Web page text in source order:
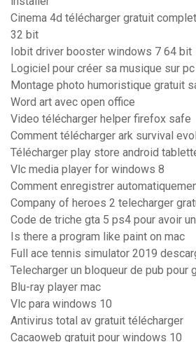
Cinema 4d télécharger gratuit
32 bit
Iobit driver booster windows 7 64 bit
Logiciel pour créer sa musique sur pc
Montage photo humoristique gratuit
Word art avec open office
Video télécharger helper firefox safe
Comment télécharger ark survival
Télécharger play store android
Vlc media player for windows 8
Comment enregistrer
Company of heroes 2 telecharger
Code de triche gta 5 ps4 pour avoir
Is there a program like paint on mac
Full ace tennis simulator 2019
Telecharger un bloqueur de pub pour
Blu-ray player mac
Vlc para windows 10
Antivirus total av gratuit télécharger
Cacaoweb gratuit pour windows 10